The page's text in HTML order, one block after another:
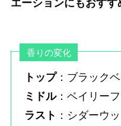
エーションにもおすす
香りの変化
トップ：ブラック
ミドル：ベイリーフ
ラスト ：シダーウ